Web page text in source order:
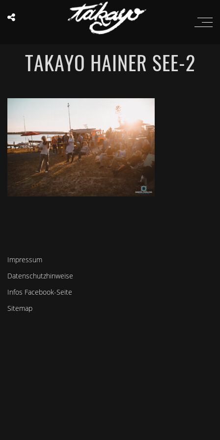
TAKAYO HAINER SEE-2
Impressum
Datenschutzhinweise
Infos Facebook-Seite
Sitemap